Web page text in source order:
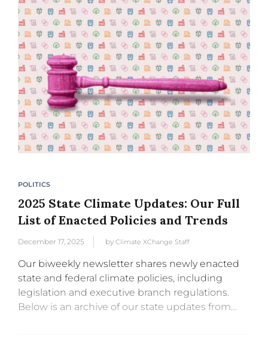
POLITICS
2025 State Climate Updates: Our Full
List of Enacted Policies and Trends
December 17, 2025 by Climate XChange Staff
Our biweekly newsletter shares newly enacted
state and federal climate policies, including
legislation and executive branch regulations.
Below is an archive of our state updates from